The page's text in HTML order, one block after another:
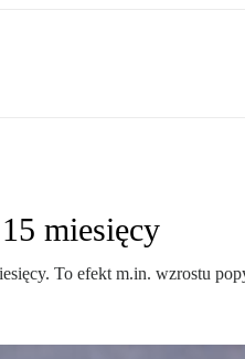
miesięcy
To efekt m.in. wzrostu